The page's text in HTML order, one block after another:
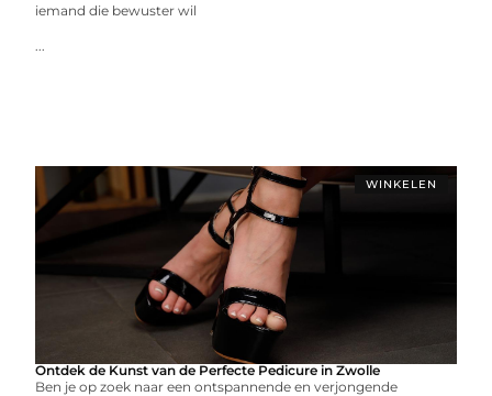
iemand die bewuster wil
...
WINKELEN
Ontdek de Kunst van de Perfecte Pedicure in Zwolle
Ben je op zoek naar een ontspannende en verjongende